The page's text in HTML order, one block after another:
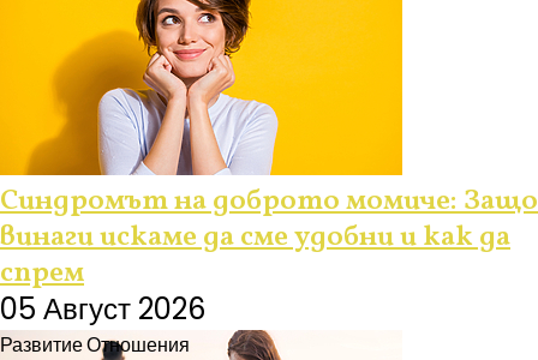
Синдромът на доброто момиче: Защо
винаги искаме да сме удобни и как да
спрем
05 Август 2026
РазвитиеОтношения